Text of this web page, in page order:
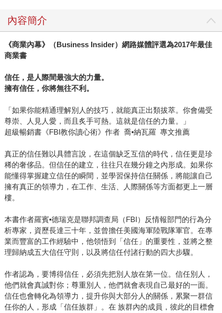
內容簡介
《商業內幕》（Business Insider）網路媒體評選為2017年最佳
商業書
信任，是人際間最強大的力量。
擁有信任，你將無往不利。
「如果你能精通理解別人的技巧，就能真正出類拔萃。你會備受
尊崇、人見人愛，而且炙手可熱。這就是信任的力量。」
超級暢銷書《FBI教你讀心術》作者 喬•納瓦羅 專文推薦
真正的信任難以具體言說，在這個缺乏互信的時代，信任更是珍
稀的奢侈品。但信任的建立，往往只在幾分鐘之內形成。如果你
能懂得掌握建立信任的瞬間，並學習保持信任關係，將能讓自己
擁有真正的領導力，在工作、生活、人際關係等方面都更上一層
樓。
本書作者羅賓•德瑞克是聯邦調查局（FBI）反情報部門的行為分
析專家，資歷長達三十年，並曾擔任美國海軍陸戰隊軍官。在專
業而豐富的工作經驗中，他領悟到「信任」的重要性，並將之整
理歸納成五大信任守則，以及將信任付諸行動的四大步驟。
作者認為，要博得信任，必須先把別人放在第一位。信任別人，
他們就會真誠對你；尊重別人，他們就會表現自己最好的一面。
信任也會轉化為領導力，提升你與大部分人的關係，累聚一群信
任你的人，形成「信任族群」。在 族群內的成員，彼此的目標會